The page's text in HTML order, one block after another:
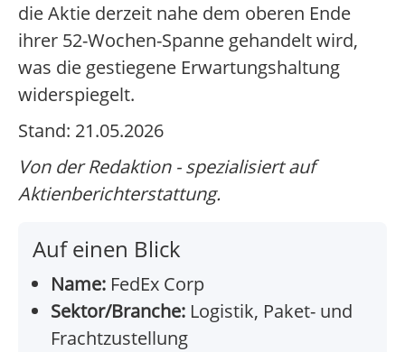
die Aktie derzeit nahe dem oberen Ende
ihrer 52-Wochen-Spanne gehandelt wird,
was die gestiegene Erwartungshaltung
widerspiegelt.
Stand: 21.05.2026
Von der Redaktion - spezialisiert auf
Aktienberichterstattung.
Auf einen Blick
Name: FedEx Corp
Sektor/Branche: Logistik, Paket- und
Frachtzustellung